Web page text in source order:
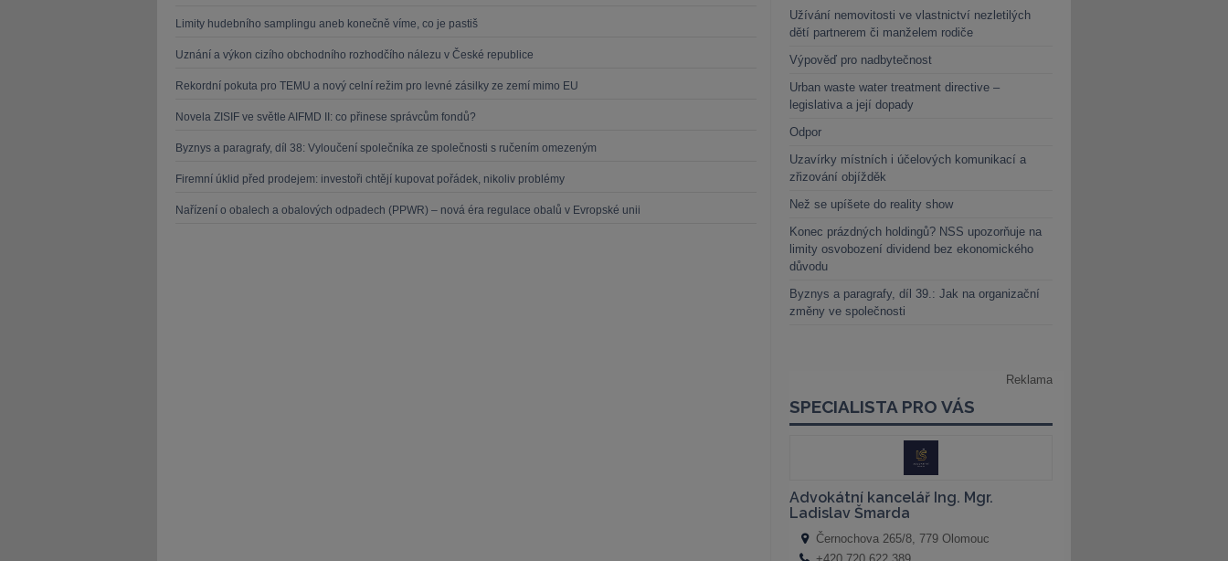
Limity hudebního samplingu aneb konečně víme, co je pastiš
Uznání a výkon cizího obchodního rozhodčího nálezu v České republice
Rekordní pokuta pro TEMU a nový celní režim pro levné zásilky ze zemí mimo EU
Novela ZISIF ve světle AIFMD II: co přinese správcům fondů?
Byznys a paragrafy, díl 38: Vyloučení společníka ze společnosti s ručením omezeným
Firemní úklid před prodejem: investoři chtějí kupovat pořádek, nikoliv problémy
Nařízení o obalech a obalových odpadech (PPWR) – nová éra regulace obalů v Evropské unii
Užívání nemovitosti ve vlastnictví nezletilých
dětí partnerem či manželem rodiče
Výpověď pro nadbytečnost
Urban waste water treatment directive –
legislativa a její dopady
Odpor
Uzavírky místních i účelových komunikací a
zřizování objížděk
Než se upíšete do reality show
Konec prázdných holdingů? NSS upozorňuje na
limity osvobození dividend bez ekonomického
důvodu
Byznys a paragrafy, díl 39.: Jak na organizační
změny ve společnosti